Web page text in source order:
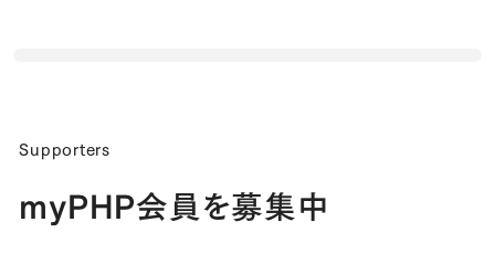
Supporters
myPHP会員を募集中